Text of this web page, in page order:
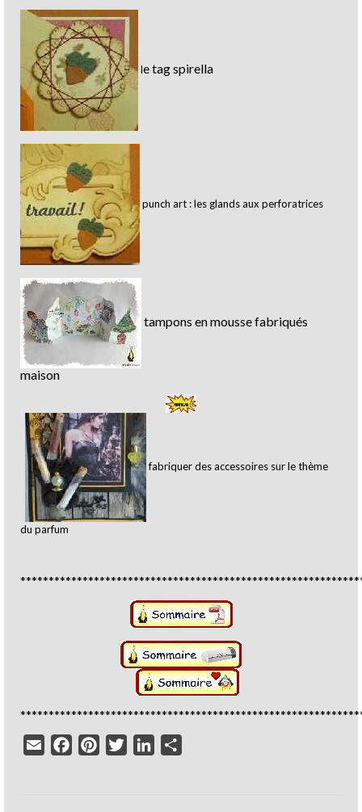
le tag spirella
punch art : les glands aux perforatrices
tampons en mousse fabriqués
maison
fabriquer des accessoires sur le thème
du parfum
Email
FacebookPinterestTwitterLinkedIn